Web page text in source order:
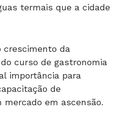
termais que a cidade
crescimento da
curso de gastronomia
importância para
de
em ascensão.